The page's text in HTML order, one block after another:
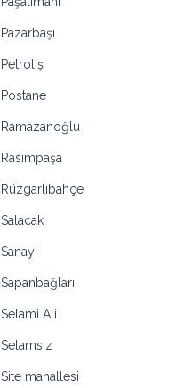
Pazarbaşı
Petroliş
Postane
Ramazanoğlu
Rasimpaşa
Rüzgarlıbahçe
Salacak
Sanayi
Sapanbağları
Selami Ali
Selamsız
Site mahallesi